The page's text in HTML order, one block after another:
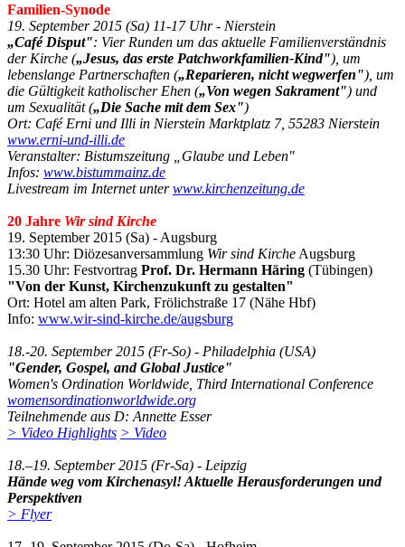
Familien-Synode
19. September 2015 (Sa) 11-17 Uhr - Nierstein
„Café Disput": Vier Runden um das aktuelle Familienverständnis
der Kirche („Jesus, das erste Patchworkfamilien-Kind"), um
lebenslange Partnerschaften („Reparieren, nicht wegwerfen"), um
die Gültigkeit katholischer Ehen („Von wegen Sakrament") und
um Sexualität („Die Sache mit dem Sex")
Ort: Café Erni und Illi in Nierstein Marktplatz 7, 55283 Nierstein
www.erni-und-illi.de
Veranstalter: Bistumszeitung „Glaube und Leben"
Infos: www.bistummainz.de
Livestream im Internet unterwww.kirchenzeitung.de
20 Jahre Wir sind Kirche
19. September 2015 (Sa) - Augsburg
13:30 Uhr: Diözesanversammlung Wir sind Kirche Augsburg
15.30 Uhr: Festvortrag Prof. Dr. Hermann Häring (Tübingen)
"Von der Kunst, Kirchenzukunft zu gestalten"
Ort: Hotel am alten Park, Frölichstraße 17 (Nähe Hbf)
Info: www.wir-sind-kirche.de/augsburg
18.-20. September 2015 (Fr-So) - Philadelphia (USA)
"Gender, Gospel, and Global Justice"
Women's Ordination Worldwide, Third International Conference
womensordinationworldwide.org
Teilnehmende aus D: Annette Esser
> Video Highlights > Video
18.–19. September 2015 (Fr-Sa) - Leipzig
Hände weg vom Kirchenasyl! Aktuelle Herausforderungen und
Perspektiven
> Flyer